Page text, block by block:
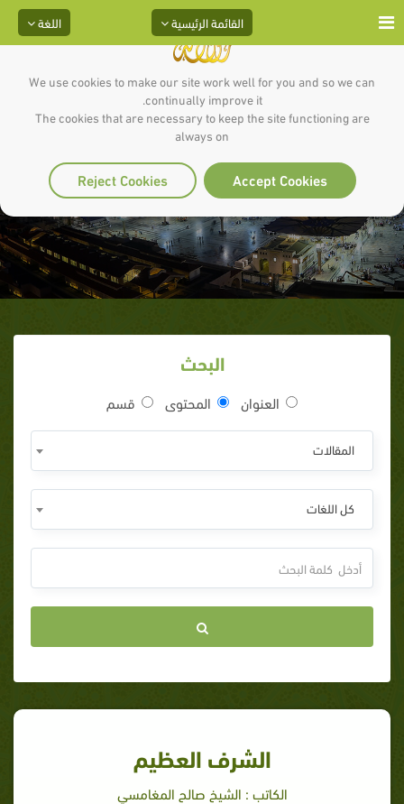
We use cookies to make our site work well for you and so we can
continually improve it.
The cookies that are necessary to keep the site functioning are
always on
Accept Cookies
Reject Cookies
اللغة القائمة الرئيسية
الشرف العظيم
البحث
العنوان المحتوى قسم
المقالات
كل اللغات
الشرف العظيم
الكاتب : الشيخ صالح المغامسي